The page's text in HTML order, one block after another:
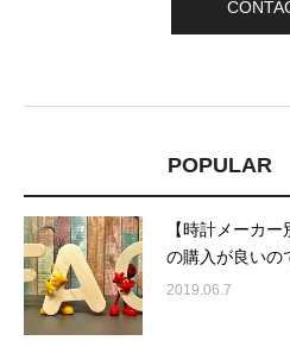
POPULAR
【時計メーカ
の購入が良い
2019.06.7